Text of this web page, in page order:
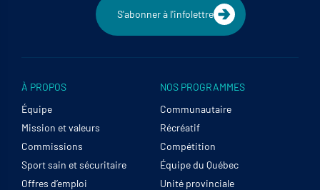
S'abonner à l'infolettre
À PROPOS
Équipe
Mission et valeurs
Commissions
Sport sain et sécuritaire
Offres d’emploi
NOS PROGRAMMES
Communautaire
Récréatif
Compétition
Équipe du Québec
Unité provinciale